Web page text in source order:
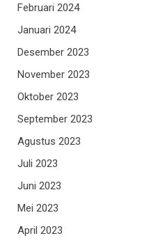
Februari 2024
Januari 2024
Desember 2023
November 2023
Oktober 2023
September 2023
Agustus 2023
Juli 2023
Juni 2023
Mei 2023
April 2023